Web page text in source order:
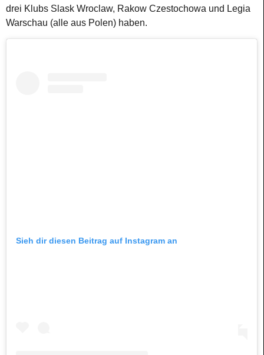
drei Klubs Slask Wroclaw, Rakow Czestochowa und Legia
Warschau (alle aus Polen) haben.
Sieh dir diesen Beitrag auf Instagram an